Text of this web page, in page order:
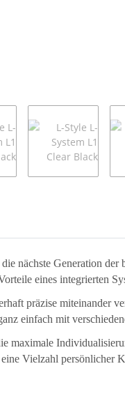
nächste Generation
eines integrierten
präzise miteinander
einfach mit
maximale
Vielzahl persönlicher